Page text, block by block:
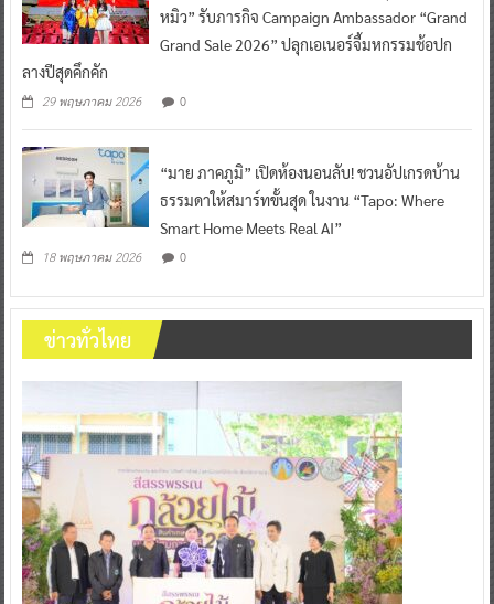
หมิว” รับภารกิจ Campaign Ambassador “Grand
Grand Sale 2026” ปลุกเอเนอร์จี้มหกรรมช้อปก
ลางปีสุดคึกคัก
29 พฤษภาคม 2026 0
“มาย ภาคภูมิ” เปิดห้องนอนลับ! ชวนอัปเกรดบ้าน
ธรรมดาให้สมาร์ทขั้นสุด ในงาน “Tapo: Where
Smart Home Meets Real AI”
18 พฤษภาคม 2026 0
ข่าวทั่วไทย